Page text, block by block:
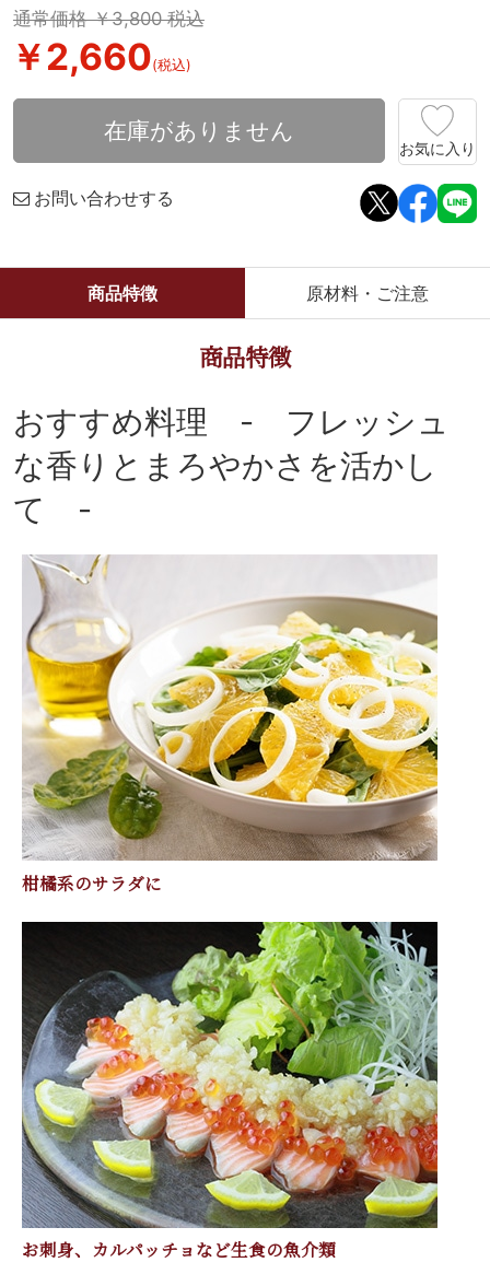
通常価格 ￥3,800 税込
￥2,660(税込)
在庫がありません
お気に入り
お問い合わせする
商品特徴 原材料・ご注意
商品特徴
おすすめ料理 - フレッシュ
な香りとまろやかさを活かし
て -
柑橘系のサラダに
お刺身、カルパッチョなど生食の魚介類